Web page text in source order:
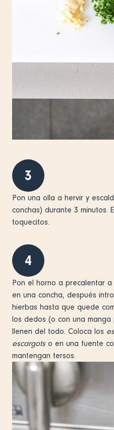
3
Pon una olla a hervir y
conchas) durante 3 minutos.
toquecitos.
4
Pon el horno a precalentar
en una concha, después
hierbas hasta que quede
los dedos (o con una
llenen del todo. Coloca los
escargotso en una fuente
mantengan tersos.